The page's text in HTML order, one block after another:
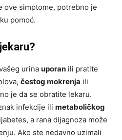
ove simptome, potrebno je
pomoć.
urina uporan ili pratite
čestog mokrenja ili
je da se obratite lekaru.
infekcije ili metaboličkog
a rana dijagnoza može
Ako ste nedavno uzimali